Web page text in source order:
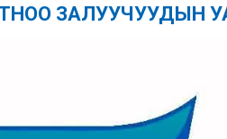
ЗАЛУУЧУУДЫН